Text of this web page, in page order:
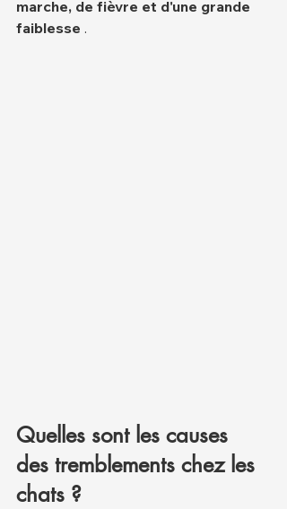
marche, de fièvre et d'une grande
faiblesse .
Quelles sont les causes
des tremblements chez les
chats ?